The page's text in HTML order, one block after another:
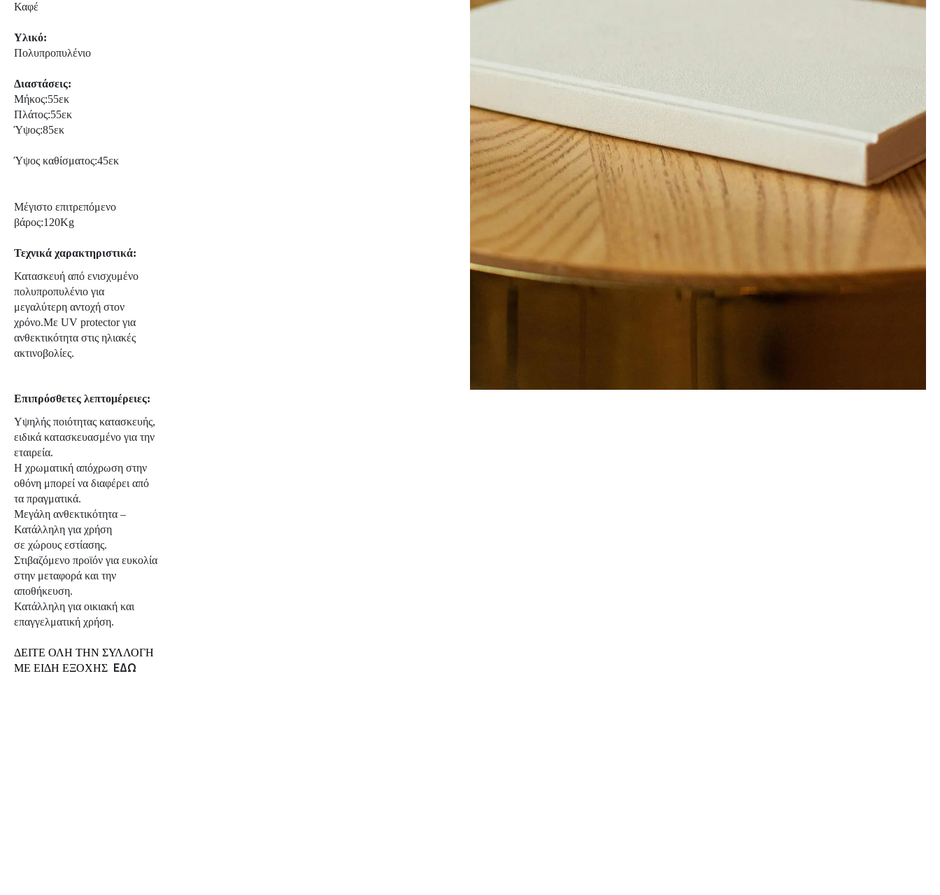
Καφέ
Υλικό:
Πολυπροπυλένιο
Διαστάσεις:
Μήκος:55εκ
Πλάτος:55εκ
Ύψος:85εκ
Ύψος καθίσματος:45εκ
Μέγιστο επιτρεπόμενο
βάρος:120Kg
Τεχνικά χαρακτηριστικά:
Κατασκευή από ενισχυμένο
πολυπροπυλένιο για
μεγαλύτερη αντοχή στον
χρόνο.Με UV protector για
ανθεκτικότητα στις ηλιακές
ακτινοβολίες.
Επιπρόσθετες λεπτομέρειες:
Υψηλής ποιότητας κατασκευής,
ειδικά κατασκευασμένο για την
εταιρεία.
Η χρωματική απόχρωση στην
οθόνη μπορεί να διαφέρει από
τα πραγματικά.
Μεγάλη ανθεκτικότητα –
Κατάλληλη για χρήση
σε χώρους εστίασης.
Στιβαζόμενο προϊόν για ευκολία
στην μεταφορά και την
αποθήκευση.
Κατάλληλη για οικιακή και
επαγγελματική χρήση.
ΔΕΙΤΕ ΟΛΗ ΤΗΝ ΣΥΛΛΟΓΗ
ΜΕ ΕΙΔΗ ΕΞΟΧΗΣ ΕΔΩ